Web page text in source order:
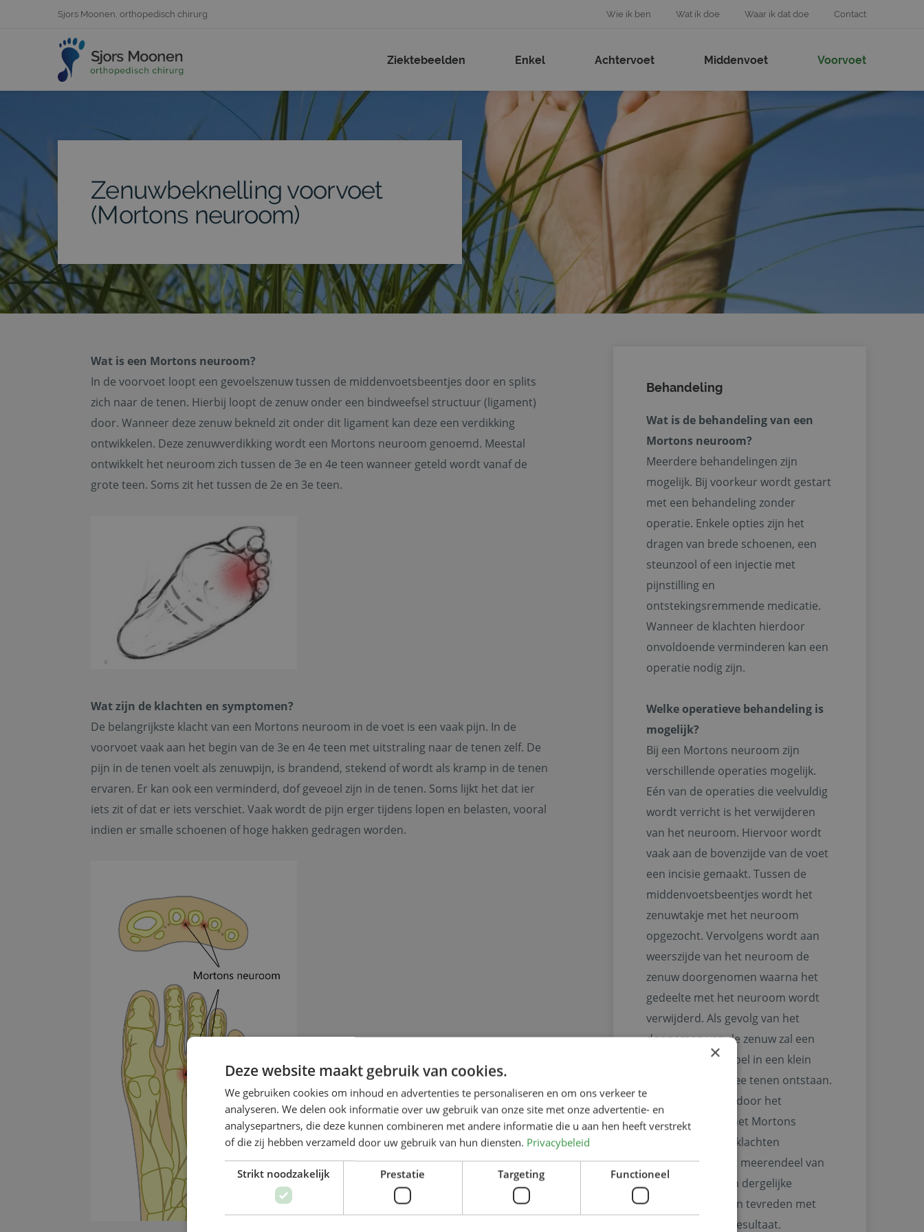
Sjors Moonen, orthopedisch chirurg Wie ik ben Wat ik doe Waar ik dat doe Contact
Ziektebeelden Enkel Achtervoet Middenvoet Voorvoet
Zenuwbeknelling voorvoet
(Mortons neuroom)
Wat is een Mortons neuroom?
In de voorvoet loopt een gevoelszenuw tussen de middenvoetsbeentjes door en splits
zich naar de tenen. Hierbij loopt de zenuw onder een bindweefsel structuur (ligament)
door. Wanneer deze zenuw bekneld zit onder dit ligament kan deze een verdikking
ontwikkelen. Deze zenuwverdikking wordt een Mortons neuroom genoemd. Meestal
ontwikkelt het neuroom zich tussen de 3e en 4e teen wanneer geteld wordt vanaf de
grote teen. Soms zit het tussen de 2e en 3e teen.
Wat zijn de klachten en symptomen?
De belangrijkste klacht van een Mortons neuroom in de voet is een vaak pijn. In de
voorvoet vaak aan het begin van de 3e en 4e teen met uitstraling naar de tenen zelf. De
pijn in de tenen voelt als zenuwpijn, is brandend, stekend of wordt als kramp in de tenen
ervaren. Er kan ook een verminderd, dof geveoel zijn in de tenen. Soms lijkt het dat ier
iets zit of dat er iets verschiet. Vaak wordt de pijn erger tijdens lopen en belasten, vooral
indien er smalle schoenen of hoge hakken gedragen worden.
Behandeling
Wat is de behandeling van een
Mortons neuroom?
Meerdere behandelingen zijn
mogelijk. Bij voorkeur wordt gestart
met een behandeling zonder
operatie. Enkele opties zijn het
dragen van brede schoenen, een
steunzool of een injectie met
pijnstilling en
ontstekingsremmende medicatie.
Wanneer de klachten hierdoor
onvoldoende verminderen kan een
operatie nodig zijn.
Welke operatieve behandeling is
mogelijk?
Bij een Mortons neuroom zijn
verschillende operaties mogelijk.
Eén van de operaties die veelvuldig
wordt verricht is het verwijderen
van het neuroom. Hiervoor wordt
vaak aan de bovenzijde van de voet
een incisie gemaakt. Tussen de
middenvoetsbeentjes wordt het
zenuwtakje met het neuroom
opgezocht. Vervolgens wordt aan
weerszijde van het neuroom de
zenuw doorgenomen waarna het
gedeelte met het neuroom wordt
verwijderd. Als gevolg van het
doonemen van de zenuw zal een
blijvend doof gevoel in een klein
gebied tussen twee tenen ontstaan.
Daarnaast zullen door het
verwijderen van het Mortons
neuroom ook de klachten
verminderen. Het meerendeel van
de patienten is na dergelijke
operatie meer dan tevreden met
het uiteindelijke resultaat.
×
Deze website maakt gebruik van cookies.
We gebruiken cookies om inhoud en advertenties te personaliseren en om ons verkeer te
analyseren. We delen ook informatie over uw gebruik van onze site met onze advertentie- en
analysepartners, die deze kunnen combineren met andere informatie die u aan hen heeft verstrekt
of die zij hebben verzameld door uw gebruik van hun diensten. Privacybeleid
Strikt noodzakelijk Prestatie Targeting Functioneel